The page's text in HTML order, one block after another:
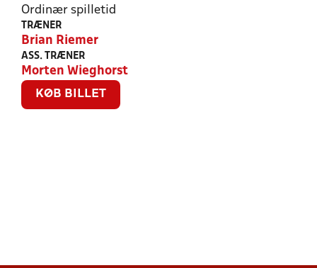
Ordinær spilletid
TRÆNER
Brian Riemer
ASS. TRÆNER
Morten Wieghorst
KØB BILLET